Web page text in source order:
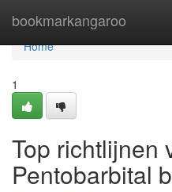
bookmarkangaroo
Home
Home
1
Top richtlijnen
Pentobarbital